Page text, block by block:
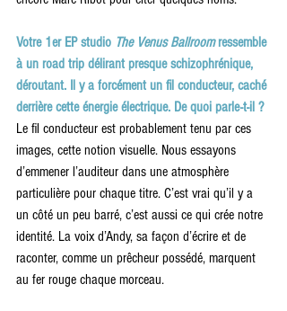
Votre 1er EP studio The Venus Ballroom ressemble
à un road trip délirant presque schizophrénique,
déroutant. Il y a forcément un fil conducteur, caché
derrière cette énergie électrique. De quoi parle-t-il ?
Le fil conducteur est probablement tenu par ces
images, cette notion visuelle. Nous essayons
d’emmener l’auditeur dans une atmosphère
particulière pour chaque titre. C’est vrai qu’il y a
un côté un peu barré, c’est aussi ce qui crée notre
identité. La voix d’Andy, sa façon d’écrire et de
raconter, comme un prêcheur possédé, marquent
au fer rouge chaque morceau.